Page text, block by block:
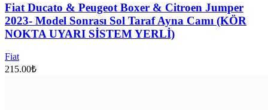
Fiat Ducato & Peugeot Boxer & Citroen Jumper
2023- Model Sonrası Sol Taraf Ayna Camı (KÖR
NOKTA UYARI SİSTEM YERLİ)
Fiat
215.00₺